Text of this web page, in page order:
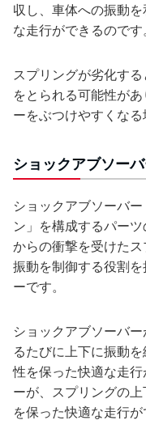
収し、車体への振動
な走行ができるのです
スプリングが劣化す
をとられる可能性が
ーをぶつけやすくなる
ショックアブソーバ
ショックアブソーバ
ン」を構成するパー
からの衝撃を受けた
振動を制御する役割
ーです。
ショックアブソーバ
るたびに上下に振動
性を保った快適な走
ーが、スプリングの
を保った快適な走行が